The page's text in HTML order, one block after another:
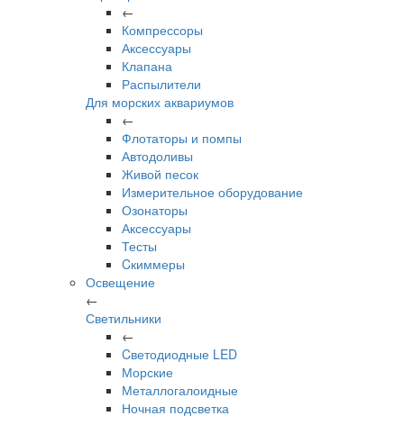
←
Компрессоры
Аксессуары
Клапана
Распылители
Для морских аквариумов
←
Флотаторы и помпы
Автодоливы
Живой песок
Измерительное оборудование
Озонаторы
Аксессуары
Тесты
Cкиммеры
Освещение
←
Светильники
←
Cветодиодные LED
Морские
Металлогалоидные
Ночная подсветка